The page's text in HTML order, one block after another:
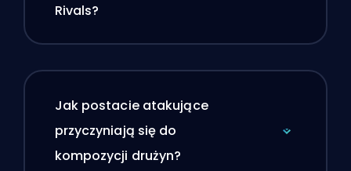
Rivals?
Jak postacie atakujące
przyczyniają się do
kompozycji drużyn?